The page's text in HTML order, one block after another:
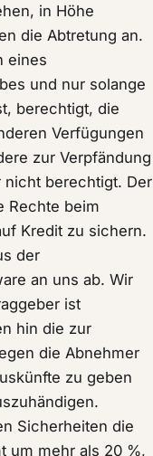
in Höhe
die Abtretung an.
eines
und nur solange
berechtigt, die
Verfügungen
zur Verpfändung
berechtigt. Der
Rechte beim
Kredit zu sichern.
der
an uns ab. Wir
ist
hin die zur
die Abnehmer
zu geben
Sicherheiten die
um mehr als 20 %,